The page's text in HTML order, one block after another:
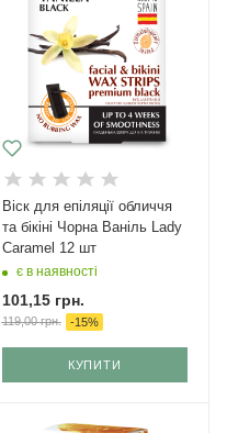
Віск для епіляції обличчя
та бікіні Чорна Ваніль Lady
Caramel 12 шт
є в наявності
101,15грн.
119,00грн. -15%
КУПИТИ